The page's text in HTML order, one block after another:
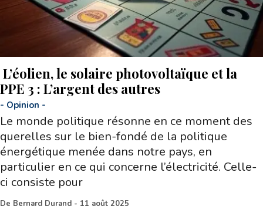
L’éolien, le solaire photovoltaïque et la
PPE 3 : L’argent des autres
- Opinion -
Le monde politique résonne en ce moment des
querelles sur le bien-fondé de la politique
énergétique menée dans notre pays, en
particulier en ce qui concerne l’électricité. Celle-
ci consiste pour
De Bernard Durand - 11 août 2025